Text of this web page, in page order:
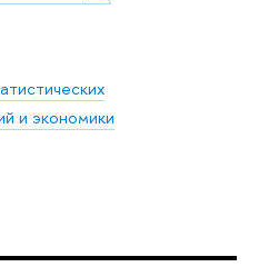
и экономики